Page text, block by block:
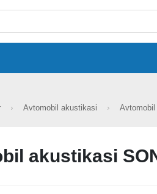
Avtomobil akustikasi
akustikasi